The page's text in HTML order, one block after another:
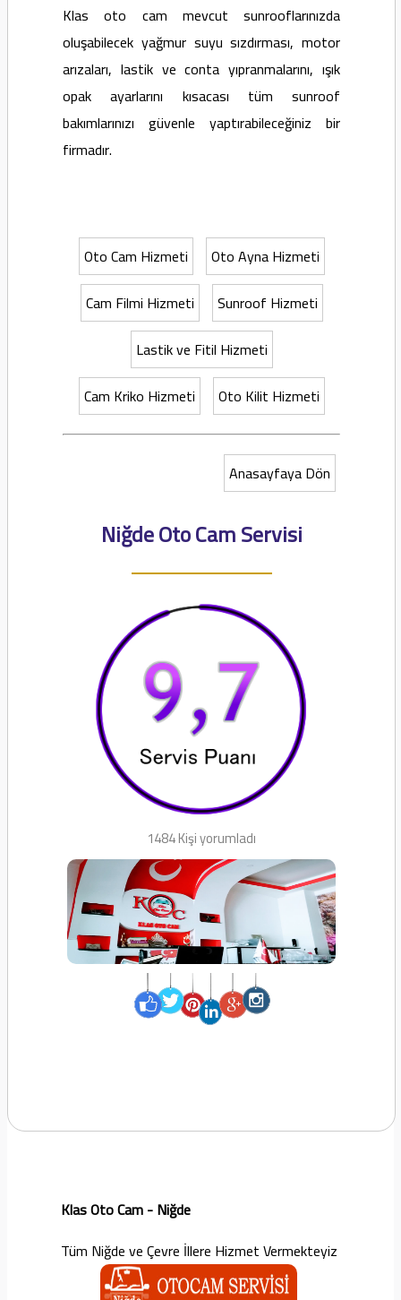
Klas oto cam mevcut sunrooflarınızda
oluşabilecek yağmur suyu sızdırması, motor
arızaları, lastik ve conta yıpranmalarını, ışık
opak ayarlarını kısacası tüm sunroof
bakımlarınızı güvenle yaptırabileceğiniz bir
firmadır.
Oto Cam Hizmeti
Oto Ayna Hizmeti
Cam Filmi Hizmeti
Sunroof Hizmeti
Lastik ve Fitil Hizmeti
Cam Kriko Hizmeti
Oto Kilit Hizmeti
Anasayfaya Dön
Niğde Oto Cam Servisi
1484 Kişi yorumladı
Klas Oto Cam - Niğde
Tüm Niğde ve Çevre İllere Hizmet Vermekteyiz